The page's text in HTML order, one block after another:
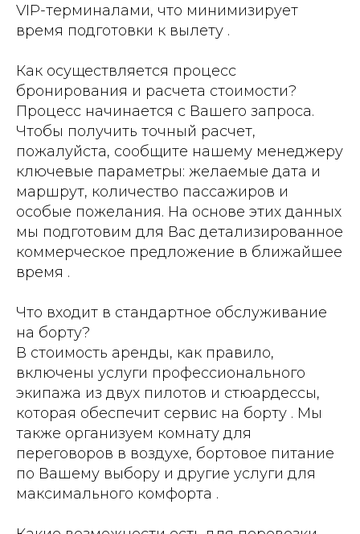
VIP-терминалами, что минимизирует
время подготовки к вылету .
Как осуществляется процесс
бронирования и расчета стоимости?
Процесс начинается с Вашего запроса.
Чтобы получить точный расчет,
пожалуйста, сообщите нашему менеджеру
ключевые параметры: желаемые дата и
маршрут, количество пассажиров и
особые пожелания. На основе этих данных
мы подготовим для Вас детализированное
коммерческое предложение в ближайшее
время .
Что входит в стандартное обслуживание
на борту?
В стоимость аренды, как правило,
включены услуги профессионального
экипажа из двух пилотов и стюардессы,
которая обеспечит сервис на борту . Мы
также организуем комнату для
переговоров в воздухе, бортовое питание
по Вашему выбору и другие услуги для
максимального комфорта .